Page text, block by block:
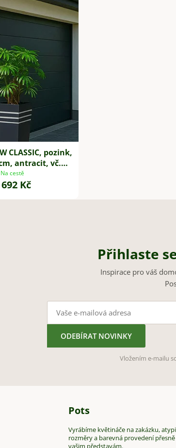
CLASSIC, pozink,
antracit, vč.
systému
Na cestě
Kč
Přihlaste
Inspirace pro váš
ODEBÍRAT NOVINKY
Vložením e-mailu
Pots
Vyrábíme květináče na zakázku,
rozměry a barevná provedení
vašim představám.